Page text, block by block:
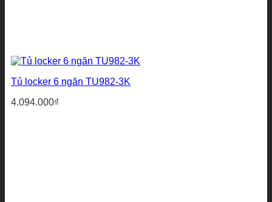
Tủ locker 6 ngăn TU982-3K
4.094.000₫